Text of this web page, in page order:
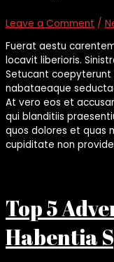
Leave a Comment /
Fuerat aestu
locavit liberioris.
Setucant coepyterunt
nabataeaque
At vero eos et
qui blanditiis
quos dolores et quas
cupiditate non
Top 5
Habentia